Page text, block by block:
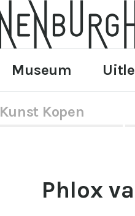
Museum
Kunst Kopen
Phlox